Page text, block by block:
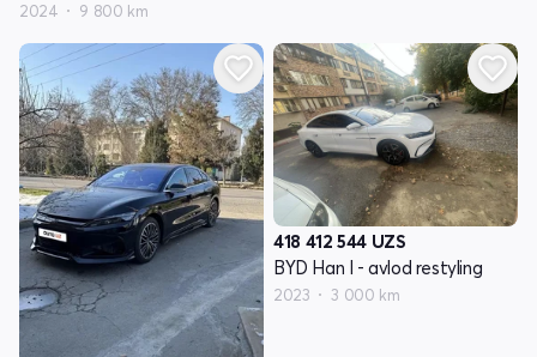
2024 9 800 km
418 412 544 UZS
BYD Han I - avlod restyling
2023 3 000 km